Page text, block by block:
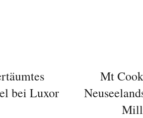
bei Luxor
Mt